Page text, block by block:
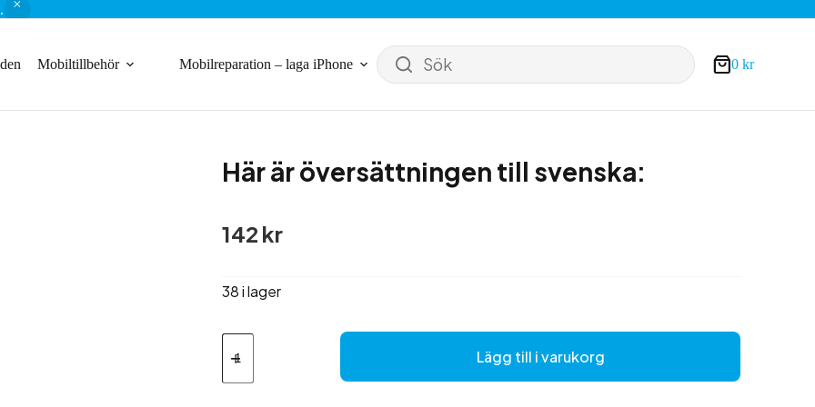
Mobiltillbehör Mobilreparation – laga iPhone Sök Varukorg
0 kr
Här är översättningen till svenska:
142 kr
38 i lager
Här
är
Lägg till i varukorg